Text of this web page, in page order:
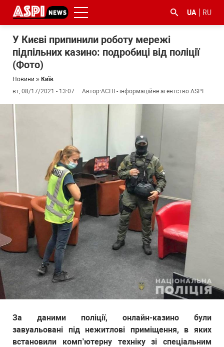
UA RU
У Києві припинили роботу мережі
підпільних казино: подробиці від поліції
(Фото)
Новини » Київ
вт, 08/17/2021 - 13:07
Автор:АСПІ - інформаційне агентство ASPI
За даними поліції, онлайн-казино були
завуальовані під нежитлові приміщення, в яких
встановили комп’ютерну техніку зі спеціальним
#ООС #коронавірус